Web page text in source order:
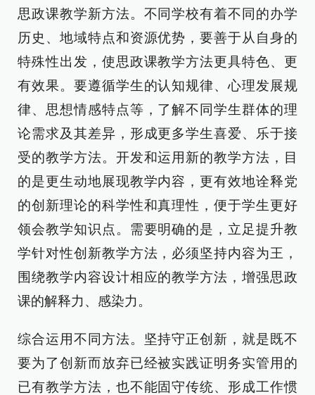
思政课教学新方法。不同学校有着不同的办学
历史、地域特点和资源优势，要善于从自身的
特殊性出发，使思政课教学方法更具特色、更
有效果。要遵循学生的认知规律、心理发展规
律、思想情感特点等，了解不同学生群体的理
论需求及其差异，形成更多学生喜爱、乐于接
受的教学方法。开发和运用新的教学方法，目
的是更生动地展现教学内容，更有效地诠释党
的创新理论的科学性和真理性，便于学生更好
领会教学知识点。需要明确的是，立足提升教
学针对性创新教学方法，必须坚持内容为王，
围绕教学内容设计相应的教学方法，增强思政
课的解释力、感染力。
综合运用不同方法。坚持守正创新，就是既不
要为了创新而放弃已经被实践证明务实管用的
已有教学方法，也不能固守传统、形成工作惯